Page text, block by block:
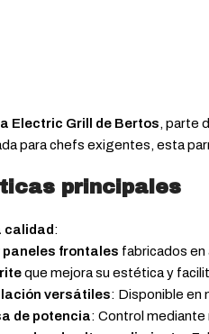
Electric Grill de Bertos, parte
para chefs exigentes, esta
principales
calidad:
paneles frontales fabricados en
que mejora su estética y
versátiles: Disponible en
de potencia: Control mediante